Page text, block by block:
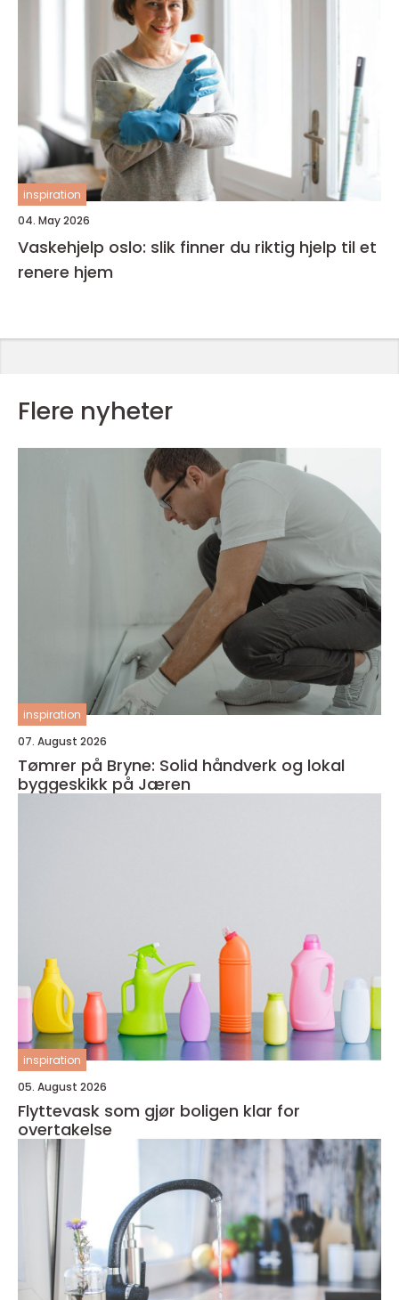
inspiration
04. May 2026
Vaskehjelp oslo: slik finner du riktig hjelp til et
renere hjem
Flere nyheter
inspiration
07. August 2026
Tømrer på Bryne: Solid håndverk og lokal
byggeskikk på Jæren
inspiration
05. August 2026
Flyttevask som gjør boligen klar for
overtakelse